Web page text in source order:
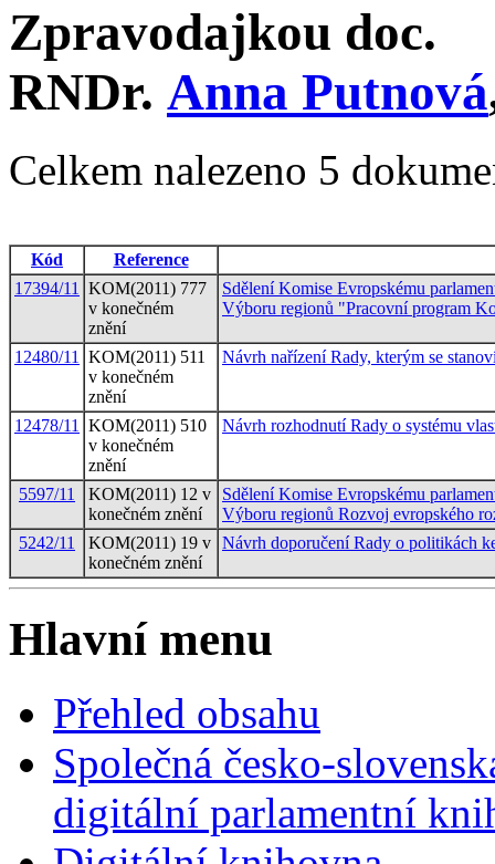
Zpravodajkou doc.
RNDr. Anna Putnová
Celkem nalezeno 5
Kód
Reference
17394/11
KOM(2011) 777
v konečném
znění
Sdělení Komise Evropskému
Výboru regionů "Pracovní program
12480/11
KOM(2011) 511
v konečném
znění
Návrh nařízení Rady, kterým se
12478/11
KOM(2011) 510
v konečném
znění
Návrh rozhodnutí Rady o systému
5597/11
KOM(2011) 12 v
konečném znění
Sdělení Komise Evropskému
Výboru regionů Rozvoj evropského
5242/11
KOM(2011) 19 v
konečném znění
Návrh doporučení Rady o politikách
Hlavní menu
Přehled obsahu
Společná česko-
digitální parlamentní